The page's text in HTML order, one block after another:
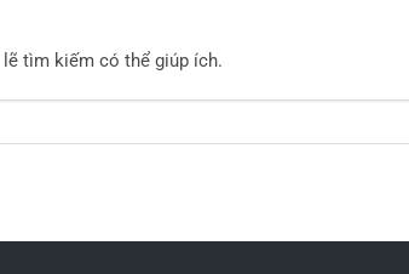
tìm kiếm có thể giúp ích.